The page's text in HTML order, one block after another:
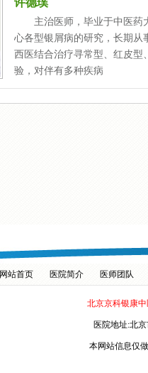
许德璞
主治医师，毕业于中医药
心各型银屑病的研究，长期从
西医结合治疗寻常型、红皮
验，对伴有多种疾病
网站首页 医院简介 医师团队
北京京科银康
医院地址:北
本网站信息仅